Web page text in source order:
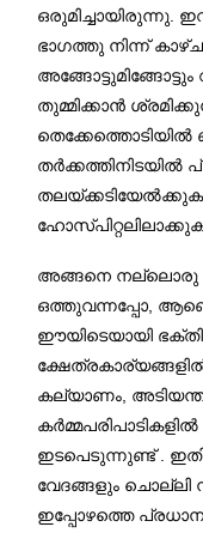
ഒരുമിച്ചായിരുന്നു.
ഭാഗത്തു നിന്ന്
അങ്ങോട്ടുമിങ്ങോട്ടും
തുമ്മിക്കാൻ
തർക്കത്തിനിടയിൽ
അങ്ങനെ നല്ലൊരു
ഒത്തുവന്നപ്പോ,
ഈയിടെയായി
കല്യാണം,
ഇടപെടുന്നുണ്ട് .
വേദങ്ങളും
ഇപ്പോഴത്തെ